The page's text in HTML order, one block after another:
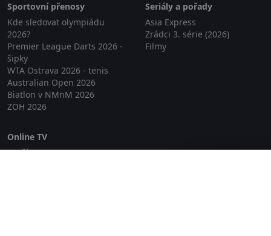
Sportovní přenosy
Kde sledovat olympiádu
2026?
Premier League Darts 2026 -
šipky
WTA Ostrava 2026 - tenis
Australian Open 2026
Biatlon v NMnM 2026
ZOH 2026
Seriály a pořady
Asia Express
Zrádci 3. série (2026)
Filmy
Online TV
Lepší.TV